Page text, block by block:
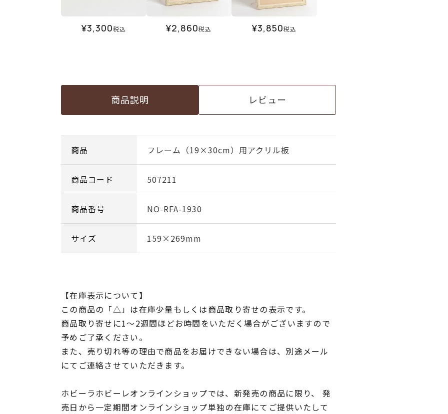
¥3,300税込 ¥2,860税込 ¥3,850税込
商品説明 レビュー
商品 フレーム（19×30cm）用アクリル板
商品コード 507211
商品番号 NO-RFA-1930
サイズ 159×269mm
【在庫表示について】
この商品の「△」は在庫少量もしくは商品取り寄せの表示です。
商品取り寄せに1～2週間ほどお時間をいただく場合がございますので
予めご了承ください。
また、売り切れ等の理由で商品をお届けできない場合は、別途メール
にてご連絡させていただきます。
ホビーラホビーレオンラインショップでは、新発売の商品に限り、 発
売日から一定期間オンラインショップ単独の在庫にてご提供いたして